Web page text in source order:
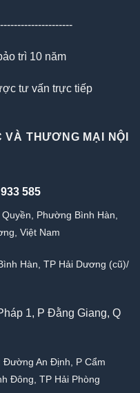
trì 10 năm
tư vấn trực tiếp
THƯƠNG MẠI NỘI
585
Phường Bình Hàn,
Việt Nam
Hàn, TP Hải Dương (cũ)/
1, P Đằng Giang, Q
Đường An Định, P Cẩm
Đông, TP Hải Phòng